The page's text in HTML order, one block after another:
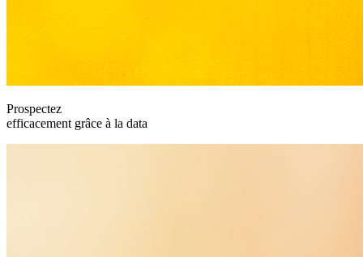
Prospectez
efficacement grâce à la data